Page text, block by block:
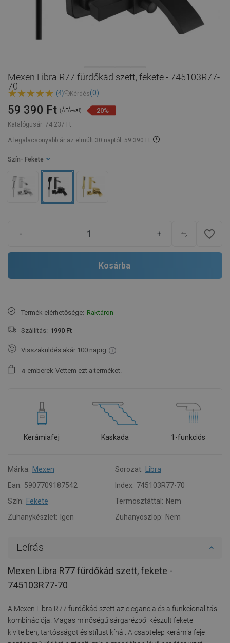
Mexen Libra R77 fürdőkád szett, fekete - 745103R77-
70
(4) Kérdés(0)
Katalógusár: 74 237 Ft
59 390 Ft (ÁFÁ-val) 20%
A legalacsonyabb ár az elmúlt 30 naptól: 59 390 Ft
Szín - Fekete
- + favorite_border
Kosárba
Termék elérhetősége: Raktáron
Szállítás: 1990 Ft
Visszaküldés akár 100 napig
4 emberek Vettem ezt a terméket.
Kerámiafej Kaskada 1-funkciós
Márka: Mexen Sorozat:
Libra
Ean: 5907709187542 Index: 745103R77-70
Szín: Fekete Termosztáttal: Nem
Zuhanykészlet:
Igen Zuhanyoszlop: Nem
Leírás
Mexen Libra R77 fürdőkád szett, fekete -
745103R77-70
A Mexen Libra R77 fürdőkád szett az elegancia és a funkcionalitás
kombinációja. Magas minőségű sárgarézből készült fekete
kivitelben, tartósságot és stílust kínál. A csaptelep kerámia feje